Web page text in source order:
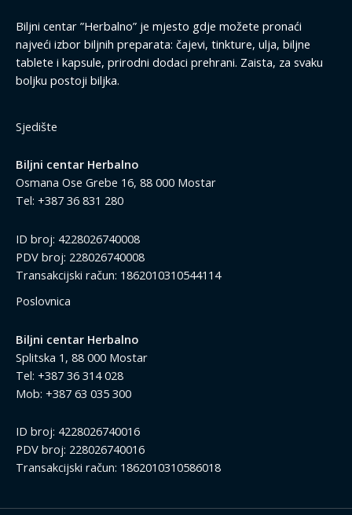
Biljni centar ”Herbalno” je mjesto gdje možete pronaći
najveći izbor biljnih preparata: čajevi, tinkture, ulja, biljne
tablete i kapsule, prirodni dodaci prehrani. Zaista, za svaku
boljku postoji biljka.
Sjedište
Biljni centar Herbalno
Osmana Ose Grebe 16, 88 000 Mostar
Tel: +387 36 831 280
ID broj: 4228026740008
PDV broj: 228026740008
Transakcijski račun: 1862010310544114
Poslovnica
Biljni centar Herbalno
Splitska 1, 88 000 Mostar
Tel: +387 36 314 028
Mob: +387 63 035 300
ID broj: 4228026740016
PDV broj: 228026740016
Transakcijski račun: 1862010310586018